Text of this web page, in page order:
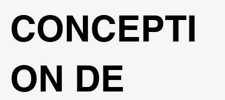
CONCEPTI
ON DE